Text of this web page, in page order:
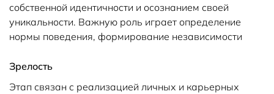
собственной идентичности и осознанием своей
уникальности. Важную роль играет определение
нормы поведения, формирование независимости
Зрелость
Этап связан с реализацией личных и карьерных